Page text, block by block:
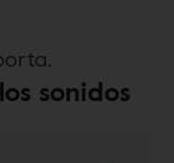
sonidos